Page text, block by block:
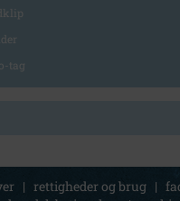
tag
| rettigheder og brug |